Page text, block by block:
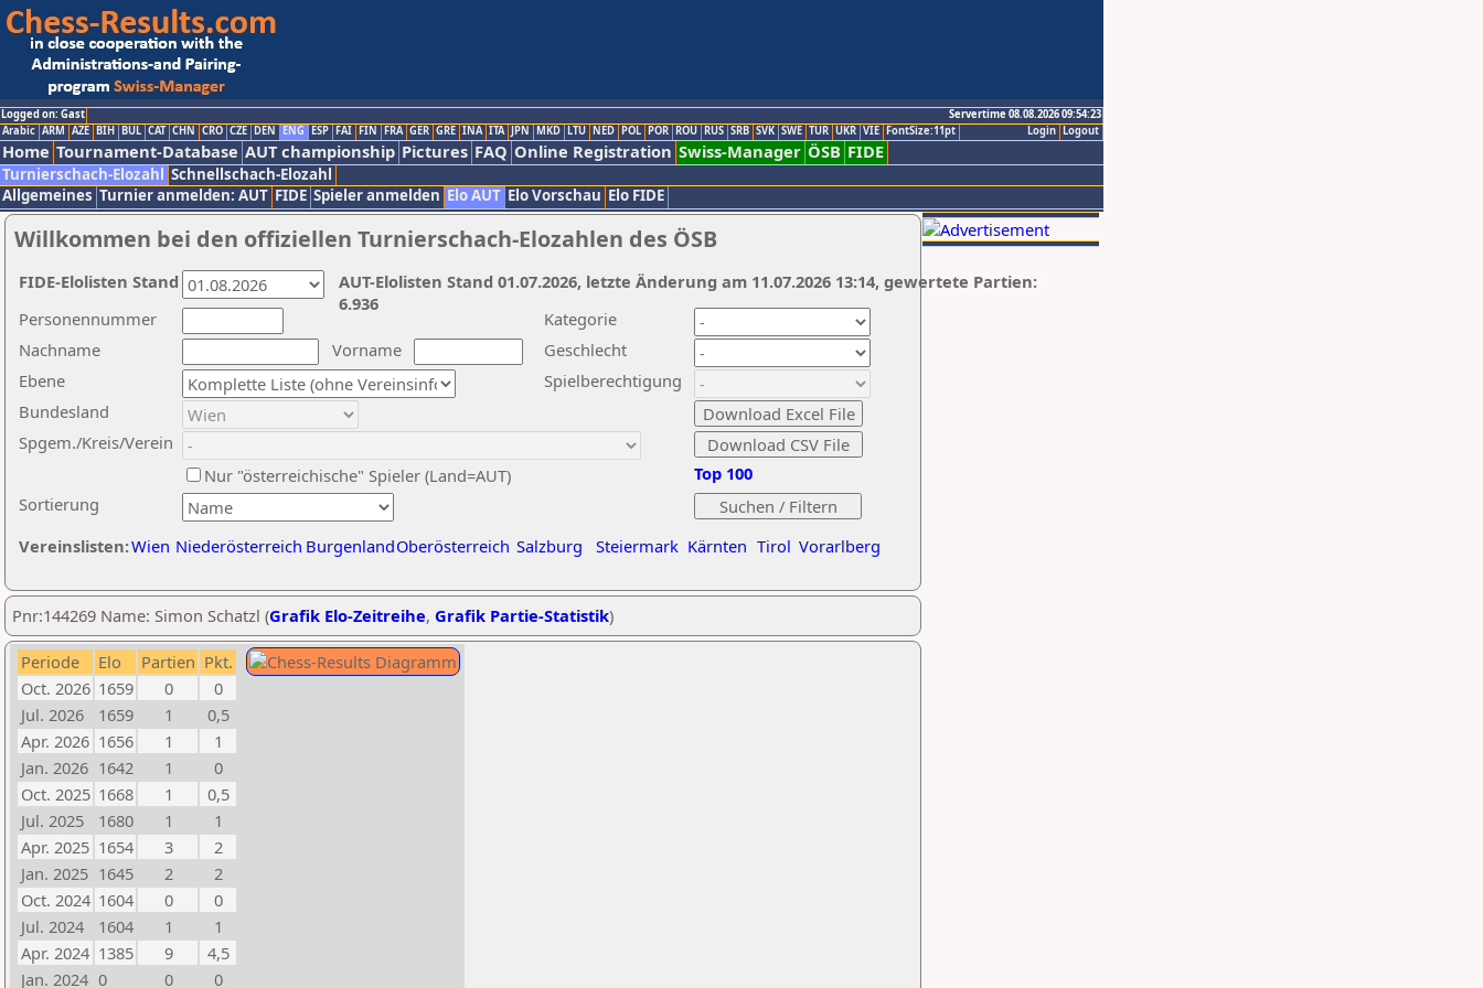
Logged on: Gast
Servertime 08.08.2026 09:54:23
Logout
Login
Arabic ARM AZE BIH BUL CAT CHN CRO CZE DEN ENG ESP FAI FIN FRA GER GRE INA ITA JPN MKD LTU NED POL POR ROU RUS SRB SVK SWE TUR UKR VIE FontSize:11pt
Home Tournament-Database AUT championship Pictures FAQ Online Registration Swiss-Manager ÖSB FIDE
Turnierschach-Elozahl Schnellschach-Elozahl
Allgemeines Turnier anmelden: AUT FIDE Spieler anmelden Elo AUT Elo Vorschau Elo FIDE
Willkommen bei den offiziellen Turnierschach-Elozahlen des ÖSB
Nachname
Vorname
Ebene
Kategorie
Sortierung
Personennummer
Bundesland
Spgem./Kreis/Verein
Geschlecht
Nur "österreichische" Spieler (Land=AUT)
Spielberechtigung
Vereinslisten:Wien Niederösterreich BurgenlandOberösterreich Salzburg Steiermark Kärnten Tirol Vorarlberg
Top 100
AUT-Elolisten Stand 01.07.2026, letzte Änderung am 11.07.2026 13:14, gewertete Partien:
6.936
FIDE-Elolisten Stand
Pnr:144269 Name: Simon Schatzl (Grafik Elo-Zeitreihe, Grafik Partie-Statistik)
Periode Elo Partien Pkt.
Oct. 2026 1659 0
0
Jul. 2026
1659 1
0,5
Apr. 2026 1656 1
1
Jan. 2026 1642 1
0
Oct. 2025 1668 1
0,5
Jul. 2025
1680 1
1
Apr. 2025 1654 3
2
Jan. 2025 1645 2
2
Oct. 2024 1604 0
0
Jul. 2024
1604 1
1
Apr. 2024 1385 9
4,5
Jan. 2024 0 0 0